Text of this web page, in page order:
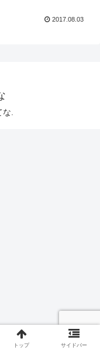
2017.08.03
.
トップ サイドバー